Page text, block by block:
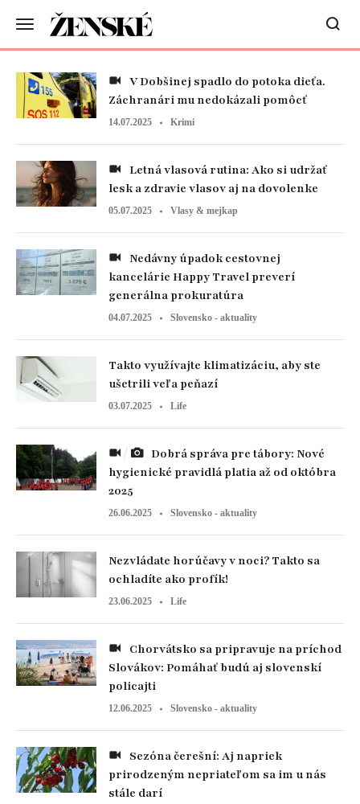
Záchranári mu nedokázali pomôcť
14.07.2025 Krimi
lesk a zdravie vlasov aj na dovolenke
05.07.2025 Vlasy & mejkap
kancelárie Happy Travel preverí
generálna prokuratúra
04.07.2025 Slovensko - aktuality
Takto využívajte klimatizáciu, aby ste
ušetrili veľa peňazí
03.07.2025 Life
hygienické pravidlá platia až od októbra
2025
26.06.2025 Slovensko - aktuality
Nezvládate horúčavy v noci? Takto sa
ochladíte ako profík!
23.06.2025 Life
Slovákov: Pomáhať budú aj slovenskí
policajti
12.06.2025 Slovensko - aktuality
prirodzeným nepriateľom sa im u nás
stále darí